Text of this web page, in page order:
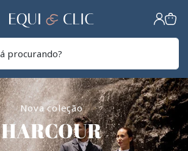
Lar
Nova coleção
HARCOUR